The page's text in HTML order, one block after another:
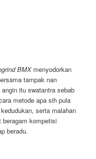
BMX menyodorkan
tampak nan
itu swatantra sebab
metode apa sih pula
serta malahan
kompetisi
beradu.